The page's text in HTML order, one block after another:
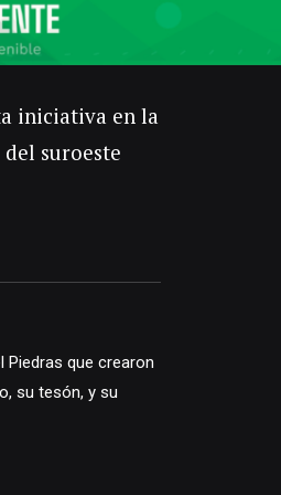
iniciativa en la
suroeste
Piedras que crearon
su tesón, y su